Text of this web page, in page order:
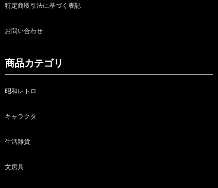
特定商取引法に基づく表記
お問い合わせ
商品カテゴリ
昭和レトロ
キャラクタ
生活雑貨
文房具